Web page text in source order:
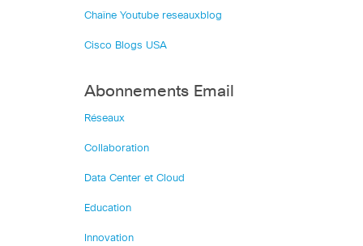
Chaîne Youtube reseauxblog
Cisco Blogs USA
Abonnements Email
Réseaux
Collaboration
Data Center et Cloud
Education
Innovation